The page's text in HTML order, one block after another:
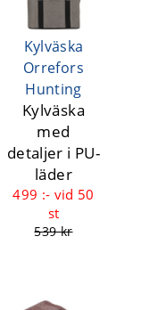
Kylväska
Orrefors
Hunting
Kylväska
med
detaljer i PU-
läder
499 :- vid 50
st
539 kr